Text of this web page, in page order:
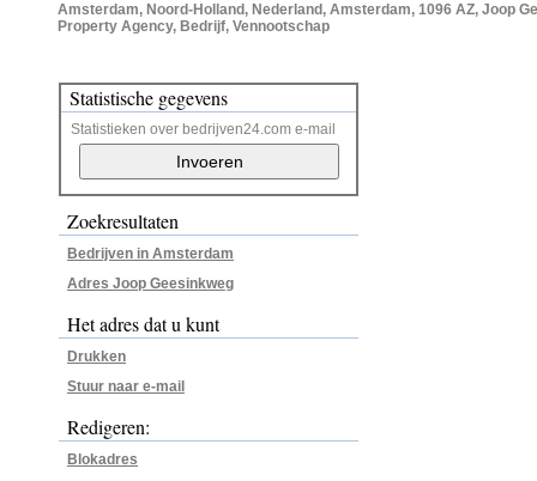
Amsterdam, Noord-Holland, Nederland, Amsterdam, 1096 AZ, Joop
Property Agency, Bedrijf, Vennootschap
Statistische gegevens
Statistieken over bedrijven24.com e-mail
Zoekresultaten
Bedrijven in Amsterdam
Adres Joop Geesinkweg
Het adres dat u kunt
Drukken
Stuur naar e-mail
Redigeren:
Blokadres